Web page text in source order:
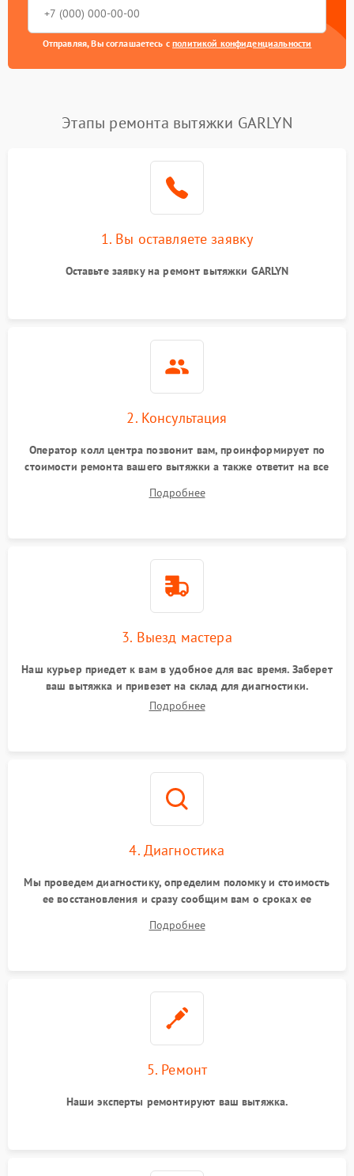
Отправляя, Вы соглашаетесь сполитикой конфиденциальности
Этапы ремонта вытяжки GARLYN
1. Вы оставляете заявку
Оставьте заявку на ремонт вытяжки GARLYN
2. Консультация
Оператор колл центра позвонит вам, проинформирует по
стоимости ремонта вашего вытяжки а также ответит на все
Подробнее
3. Выезд мастера
Наш курьер приедет к вам в удобное для вас время. Заберет
ваш вытяжка и привезет на склад для диагностики.
Подробнее
4. Диагностика
Мы проведем диагностику, определим поломку и стоимость
ее восстановления и сразу сообщим вам о сроках ее
Подробнее
5. Ремонт
Наши эксперты ремонтируют ваш вытяжка.